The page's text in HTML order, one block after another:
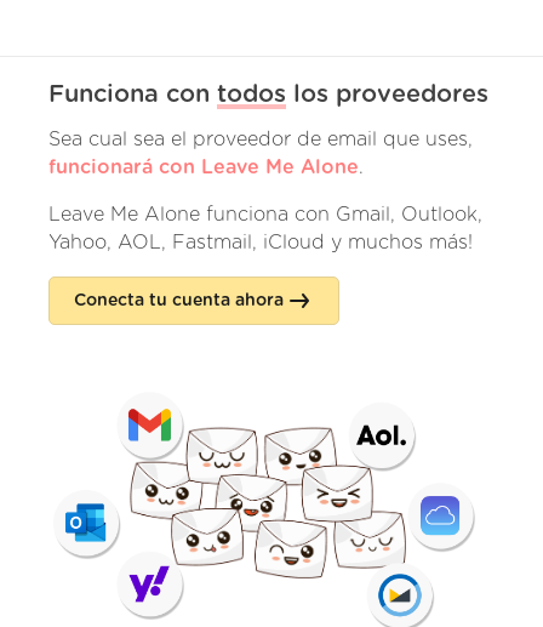
Funciona con todos los proveedores
Sea cual sea el proveedor de email que uses,
funcionará con Leave Me Alone.
Leave Me Alone funciona con Gmail, Outlook,
Yahoo, AOL, Fastmail, iCloud y muchos más!
Conecta tu cuenta ahora